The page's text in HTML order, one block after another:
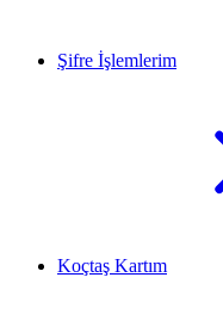
Şifre İşlemlerim
Koçtaş Kartım